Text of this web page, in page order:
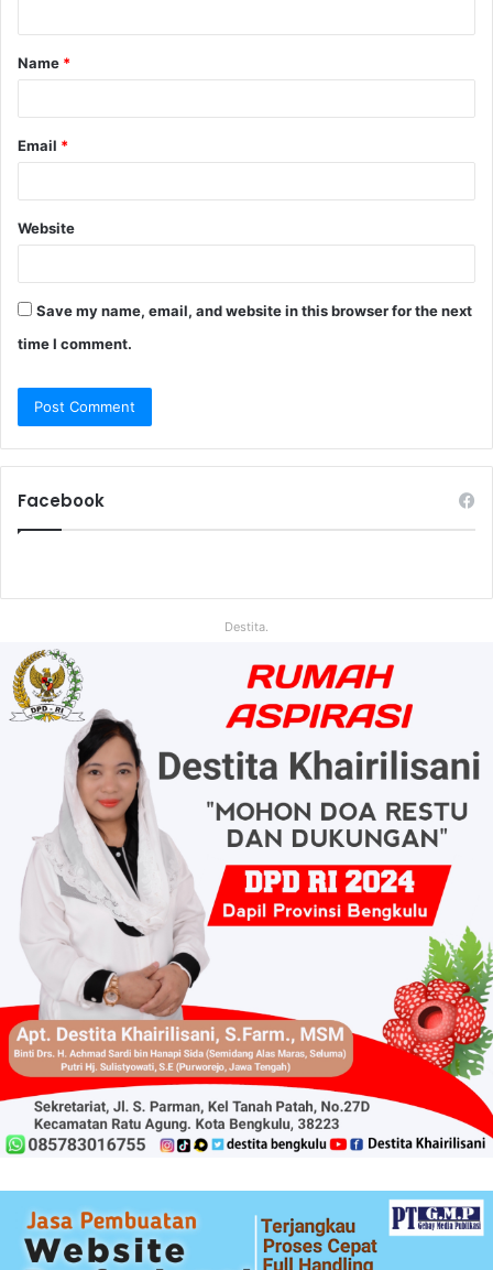
Name *
Email *
Website
Save my name, email, and website in this browser for the next
time I comment.
Facebook
Destita.